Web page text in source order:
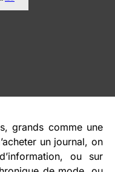
grands comme une
un journal, on
ou sur